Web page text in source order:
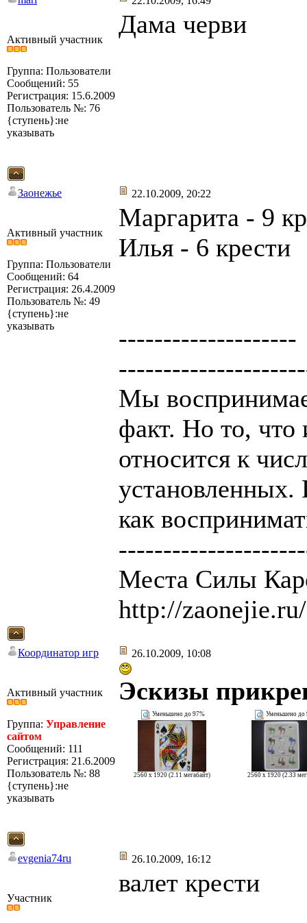
Активный участник
Группа: Пользователи
Сообщений: 55
Регистрация: 15.6.2009
Пользователь №: 76
{ступень}:не
указывать
Дама черви
Заонежье 22.10.2009, 20:22
Активный участник
Группа: Пользователи
Сообщений: 64
Регистрация: 26.4.2009
Пользователь №: 49
{ступень}:не
указывать
Маргарита - 9
Илья - 6 крести
--------------------
Мы
факт. Но то,
относится к
как
Места Силы
http://zaonejie.ru/
Координатор игр 26.10.2009, 10:08
Активный участник
Группа: Управление
сайтом
Сообщений: 111
Регистрация: 21.6.2009
Пользователь №: 88
{ступень}:не
указывать
Эскизы
Уменьшено до 97%
2560 x 1920 (2.11 мегабайт)
Уменьшено до
2560 x 1920 (2.33
evgenia74ru 26.10.2009, 16:12
Участник
валет крести